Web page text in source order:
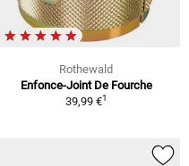
Rothewald
Enfonce-Joint De Fourche
39,99 €1